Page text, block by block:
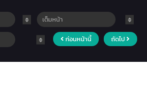
ก่อนหน้านี้ ถัดไป